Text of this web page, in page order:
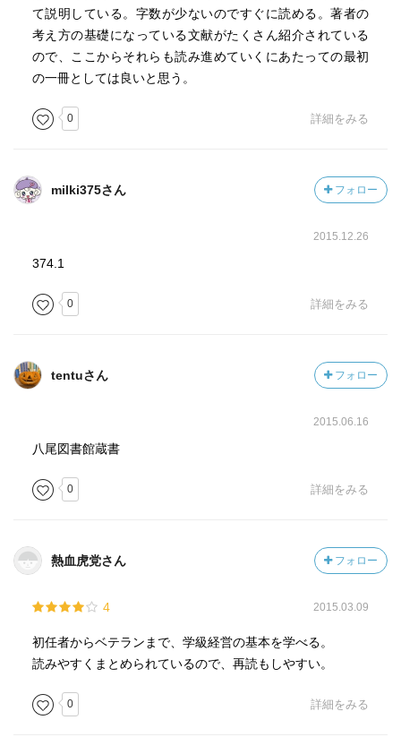
て説明している。字数が少ないのですぐに読める。著者の
考え方の基礎になっている文献がたくさん紹介されている
ので、ここからそれらも読み進めていくにあたっての最初
の一冊としては良いと思う。
0 詳細をみる
milki375さん フォロー
2015.12.26
374.1
0 詳細をみる
tentuさん フォロー
2015.06.16
八尾図書館蔵書
0 詳細をみる
熱血虎党さん フォロー
4 2015.03.09
初任者からベテランまで、学級経営の基本を学べる。
読みやすくまとめられているので、再読もしやすい。
0 詳細をみる